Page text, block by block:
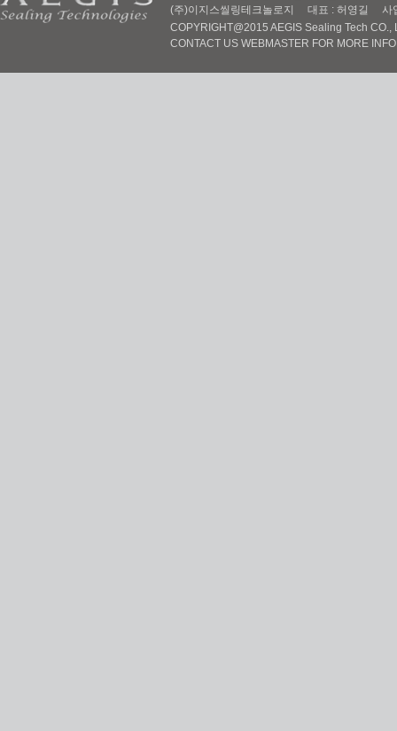
(주)이지스씰링테크놀로지 대표 : 허영길 사
COPYRIGHT@2015 AEGIS Sealing Tech CO.,
CONTACT US WEBMASTER FOR MORE